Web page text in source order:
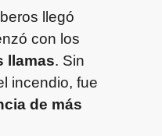
llegó
con los
llamas. Sin
incendio, fue
de más